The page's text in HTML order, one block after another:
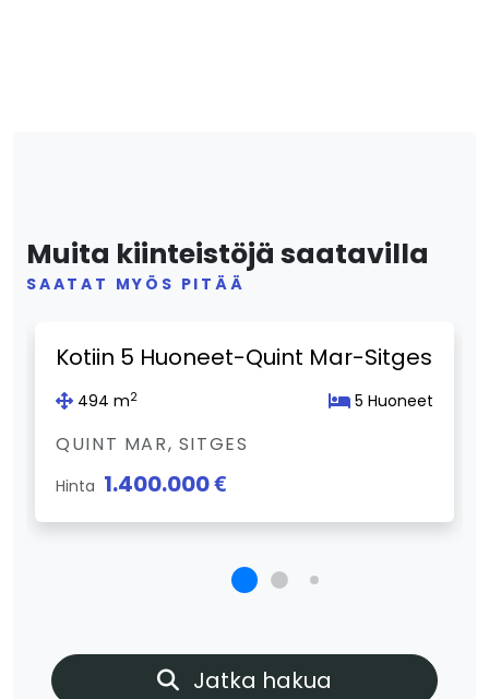
Muita kiinteistöjä saatavilla
SAATAT MYÖS PITÄÄ
Kotiin 5 Huoneet-Quint Mar-Sitges
494 m2 5 Huoneet
QUINT MAR, SITGES
Hinta 1.400.000 €
Jatka hakua